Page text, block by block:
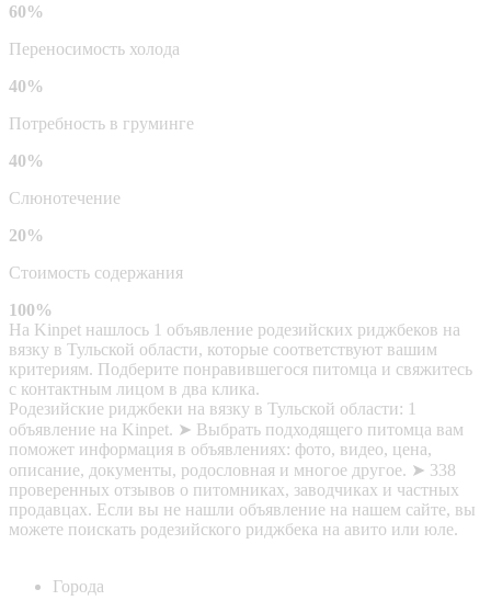
60%
Переносимость холода
40%
Потребность в груминге
40%
Слюнотечение
20%
Стоимость содержания
100%
На Kinpet нашлось 1 объявление родезийских риджбеков на
вязку в Тульской области, которые соответствуют вашим
критериям. Подберите понравившегося питомца и свяжитесь
с контактным лицом в два клика.
Родезийские риджбеки на вязку в Тульской области: 1
объявление на Kinpet. ➤ Выбрать подходящего питомца вам
поможет информация в объявлениях: фото, видео, цена,
описание, документы, родословная и многое другое. ➤ 338
проверенных отзывов о питомниках, заводчиках и частных
продавцах. Если вы не нашли объявление на нашем сайте, вы
можете поискать родезийского риджбека на авито или юле.
Города